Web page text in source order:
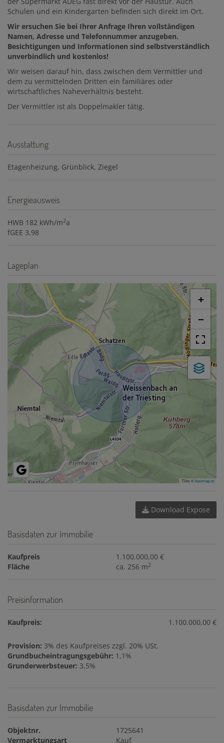
Schulen und ein Kindergarten befinden sich direkt im Ort.
Wir ersuchen Sie bei Ihrer Anfrage Ihren vollständigen
Namen, Adresse und Telefonnummer anzugeben.
Besichtigungen und Informationen sind selbstverständlich
unverbindlich und kostenlos!
Wir weisen darauf hin, dass zwischen dem Vermittler und
dem zu vermittelnden Dritten ein familiäres oder
wirtschaftliches Naheverhältnis besteht.
Der Vermittler ist als Doppelmakler tätig.
Ausstattung
Etagenheizung Grünblick Ziegel
Energieausweis
HWB 182 kWh/m2a
fGEE 3,98
Lageplan
+
−
Tiles ©basemap.at
Download Expose
Basisdaten zur Immobilie
Kaufpreis
1.100.000,00 €
Fläche
ca. 256 m2
Preisinformation
Kaufpreis: 1.100.000,00 €
Provision: 3% des Kaufpreises zzgl. 20% USt.
Grundbucheintragungsgebühr: 1,1%
Grunderwerbsteuer: 3,5%
Basisdaten zur Immobilie
Objektnr.
1725641
Vermarktungsart
Kauf